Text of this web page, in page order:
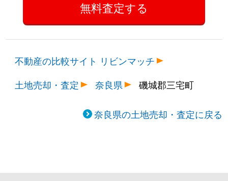
不動産の比較サイト リビンマッチ
土地売却・査定
奈良県 磯城郡三宅町
奈良県の土地売却・査定に戻る